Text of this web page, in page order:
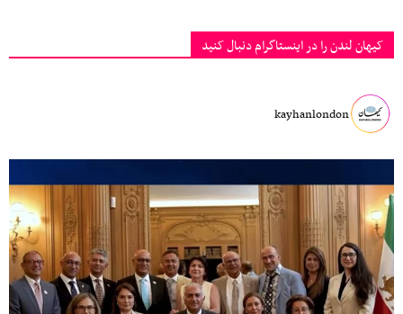
کیهان لندن را در اینستاگرام دنبال کنید
kayhanlondon